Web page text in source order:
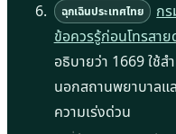
ฉุกเฉินประเทศไทย
ก
ข้อควรรู้ก่อนโทรสา
อธิบายว่า 1669 ใช้
นอกสถานพยาบาลแ
ความเร่งด่วน